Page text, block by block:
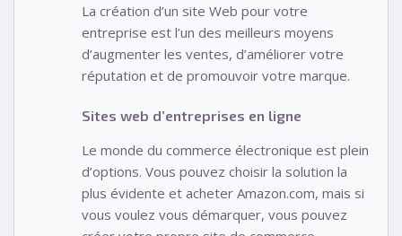
La création d’un site Web pour votre
entreprise est l’un des meilleurs moyens
d’augmenter les ventes, d’améliorer votre
réputation et de promouvoir votre marque.
Sites web d’entreprises en ligne
Le monde du commerce électronique est plein
d’options. Vous pouvez choisir la solution la
plus évidente et acheter Amazon.com, mais si
vous voulez vous démarquer, vous pouvez